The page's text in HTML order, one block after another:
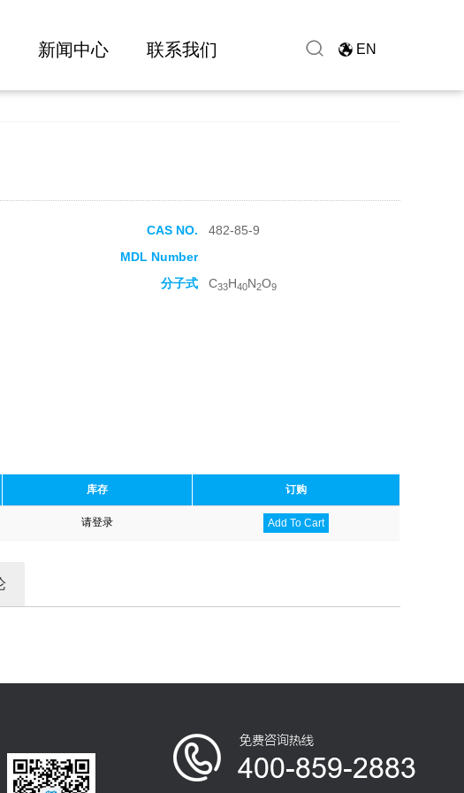
新闻中心 联系我们 EN
CAS NO.
482-85-9
MDL Number
分子式 C33H40N2O9
库存 订购
请登录 Add To Cart